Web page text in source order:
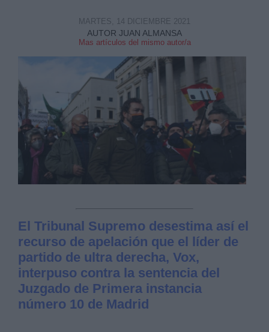
AUTOR JUAN ALMANSA
Mas artículos del mismo autor/a
MARTES, 14 DICIEMBRE 2021
El Tribunal Supremo desestima así el
recurso de apelación que el líder de
partido de ultra derecha, Vox,
interpuso contra la sentencia del
Juzgado de Primera instancia
número 10 de Madrid
link